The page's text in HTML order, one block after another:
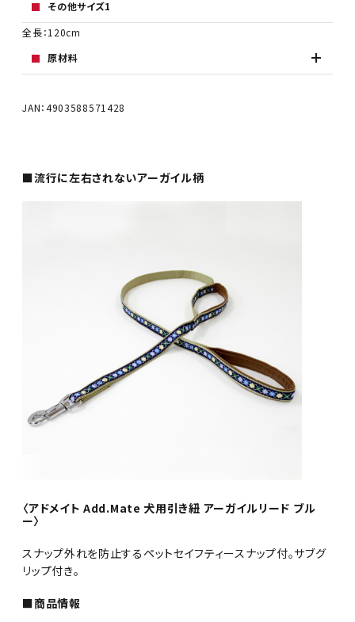
その他サイズ1
全長：120cm
原材料
JAN：4903588571428
■流行に左右されないアーガイル柄
〈アドメイト Add.Mate 犬用引き紐 アーガイルリード ブル
ー〉
スナップ外れを防止するペットセイフティースナップ付。サブグ
リップ付き。
■商品情報